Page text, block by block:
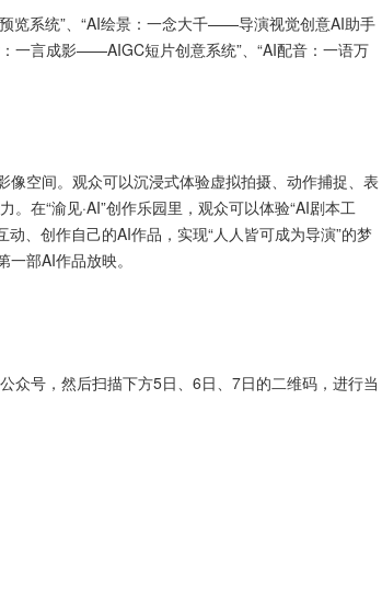
览系统”、“AI绘景：一念大千——导演视觉创意AI助手
一言成影——AIGC短片创意系统”、“AI配音：一语万
空间。观众可以沉浸式体验虚拟拍摄、动作捕捉、表
在“渝见·AI”创作乐园里，观众可以体验“AI剧本工
动、创作自己的AI作品，实现“人人皆可成为导演”的梦
部AI作品放映。
号，然后扫描下方5日、6日、7日的二维码，进行当